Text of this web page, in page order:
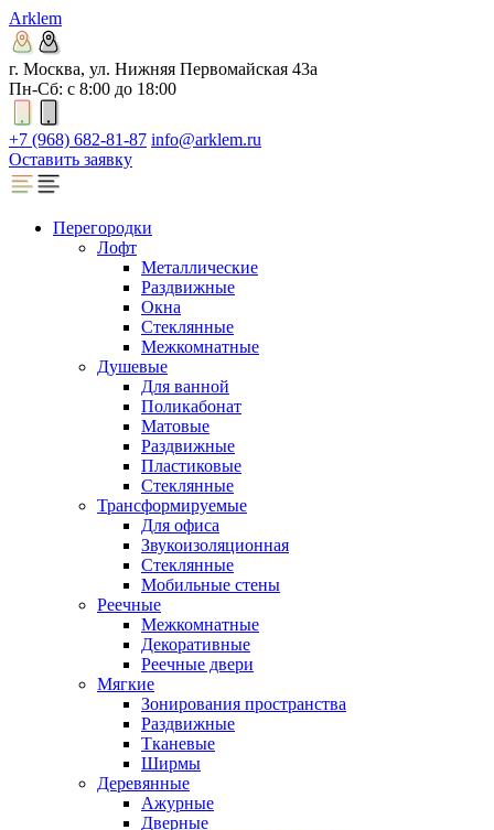
Arklem
г. Москва, ул. Нижняя Первомайская 43а
Пн-Сб: с 8:00 до 18:00
+7 (968) 682-81-87 info@arklem.ru
Оставить заявку
Перегородки
Лофт
Металлические
Раздвижные
Окна
Стеклянные
Межкомнатные
Душевые
Для ванной
Поликабонат
Матовые
Раздвижные
Пластиковые
Стеклянные
Трансформируемые
Для офиса
Звукоизоляционная
Стеклянные
Мобильные стены
Реечные
Межкомнатные
Декоративные
Реечные двери
Мягкие
Зонирования пространства
Раздвижные
Тканевые
Ширмы
Деревянные
Ажурные
Дверные